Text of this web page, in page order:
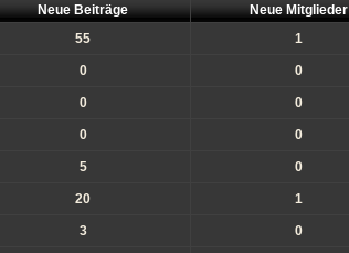
Neue Beiträge Neue Mitglieder
55 1
0 0
0 0
0 0
5 0
20 1
3 0